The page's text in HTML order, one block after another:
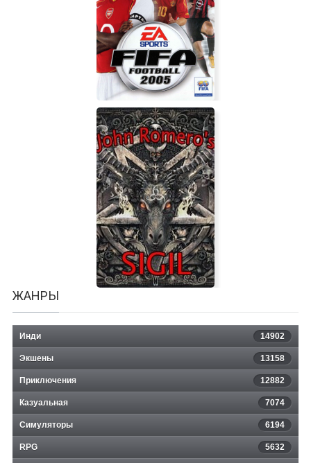
Leenie Boog
FIFA 2005
ЖАНРЫ
Инди 14902
Экшены 13158
Приключения 12882
Казуальная 7074
Симуляторы 6194
RPG 5632